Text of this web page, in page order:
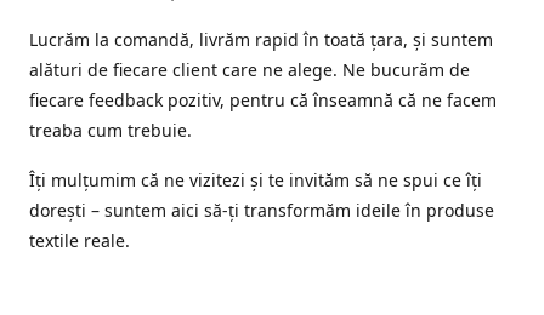
Lucrăm la comandă, livrăm rapid în toată țara, și suntem
alături de fiecare client care ne alege. Ne bucurăm de
fiecare feedback pozitiv, pentru că înseamnă că ne facem
treaba cum trebuie.
Îți mulțumim că ne vizitezi și te invităm să ne spui ce îți
dorești – suntem aici să-ți transformăm ideile în produse
textile reale.